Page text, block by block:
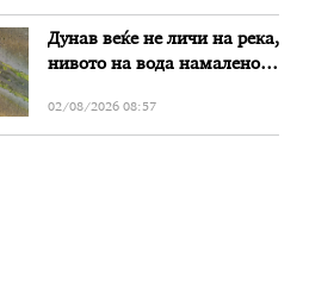
Дунав веќе не личи на река,
нивото на вода намалено
Бугарија
02/08/2026 08:57